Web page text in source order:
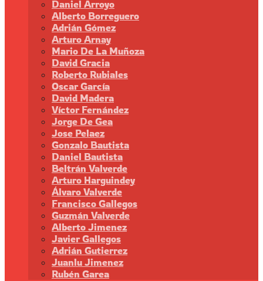
Daniel Arroyo
Alberto Borreguero
Adrián Gómez
Arturo Arnay
Mario De La Muñoza
David Gracia
Roberto Rubiales
Oscar García
David Madera
Víctor Fernández
Jorge De Gea
Jose Pelaez
Gonzalo Bautista
Daniel Bautista
Beltrán Valverde
Arturo Harguindey
Álvaro Valverde
Francisco Gallegos
Guzmán Valverde
Alberto Jimenez
Javier Gallegos
Adrián Gutierrez
Juanlu Jimenez
Rubén Garea